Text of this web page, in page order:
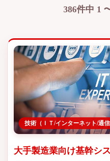
386件中 1
技術（ＩＴ/インターネット/通信
大手製造業向け基幹シ